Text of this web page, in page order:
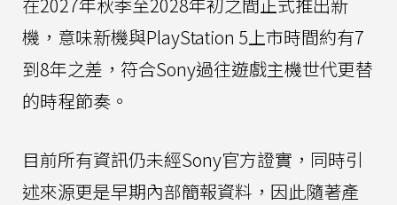
機，意味新機與PlayStation 5上市時間約有7
到8年之差，符合Sony過往遊戲主機世代更替
的時程節奏。
目前所有資訊仍未經Sony官方證實，同時引
述來源更是早期內部簡報資料，因此隨著產